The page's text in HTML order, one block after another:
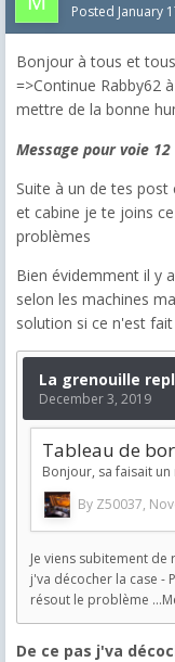
Posted January
Bonjour à tous et
=>Continue Rabby62
mettre de la bonne
Message pour voie 12
Suite à un de tes
et cabine je te joins
problèmes
Bien évidemment il y
selon les machines
solution si ce n'est fait
De ce pas j'va